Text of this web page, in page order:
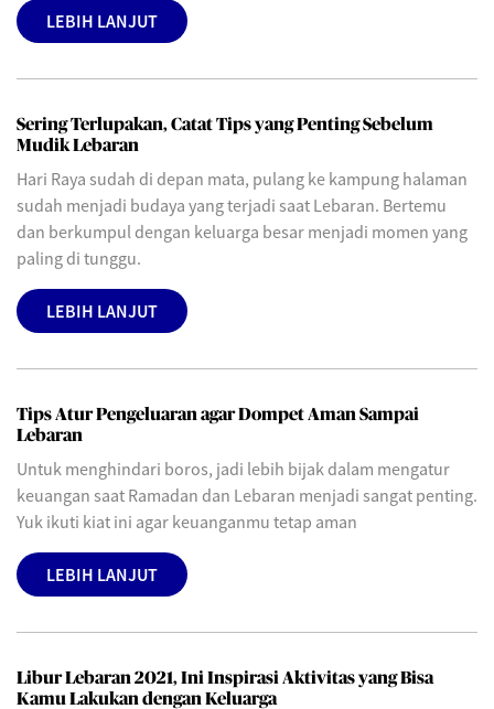
LEBIH LANJUT
Sering Terlupakan, Catat Tips yang Penting Sebelum
Mudik Lebaran
Hari Raya sudah di depan mata, pulang ke kampung halaman
sudah menjadi budaya yang terjadi saat Lebaran. Bertemu
dan berkumpul dengan keluarga besar menjadi momen yang
paling di tunggu.
LEBIH LANJUT
Tips Atur Pengeluaran agar Dompet Aman Sampai
Lebaran
Untuk menghindari boros, jadi lebih bijak dalam mengatur
keuangan saat Ramadan dan Lebaran menjadi sangat penting.
Yuk ikuti kiat ini agar keuanganmu tetap aman
LEBIH LANJUT
Libur Lebaran 2021, Ini Inspirasi Aktivitas yang Bisa
Kamu Lakukan dengan Keluarga